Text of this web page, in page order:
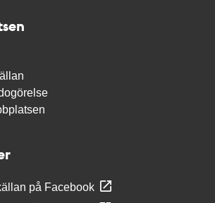
på Facebook